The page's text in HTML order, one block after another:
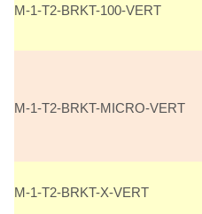
M-1-T2-BRKT-100-VERT
M-1-T2-BRKT-MICRO-VERT
M-1-T2-BRKT-X-VERT